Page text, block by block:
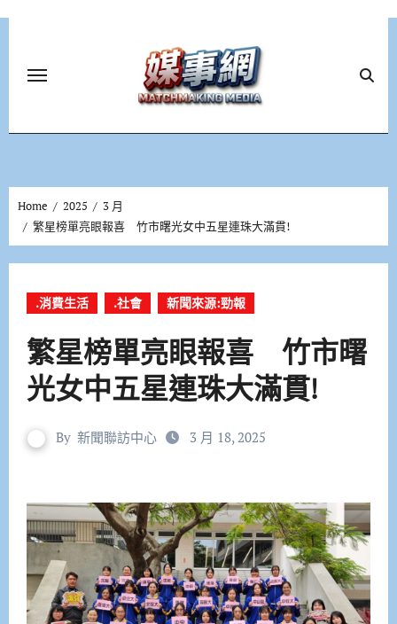
Home 2025
3 月
繁星榜單亮眼報喜 竹市曙光女中五星連珠大滿貫!
.消費生活 .社會 新聞來源:勁報
繁星榜單亮眼報喜 竹市曙
光女中五星連珠大滿貫!
By 新聞聯訪中心 3 月 18, 2025